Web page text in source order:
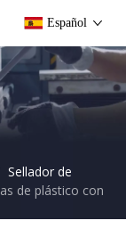
Español
Sellador de
de plástico con